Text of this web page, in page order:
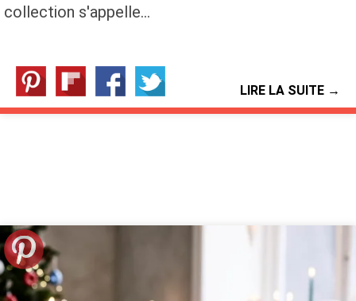
collection s'appelle…
LIRE LA SUITE →